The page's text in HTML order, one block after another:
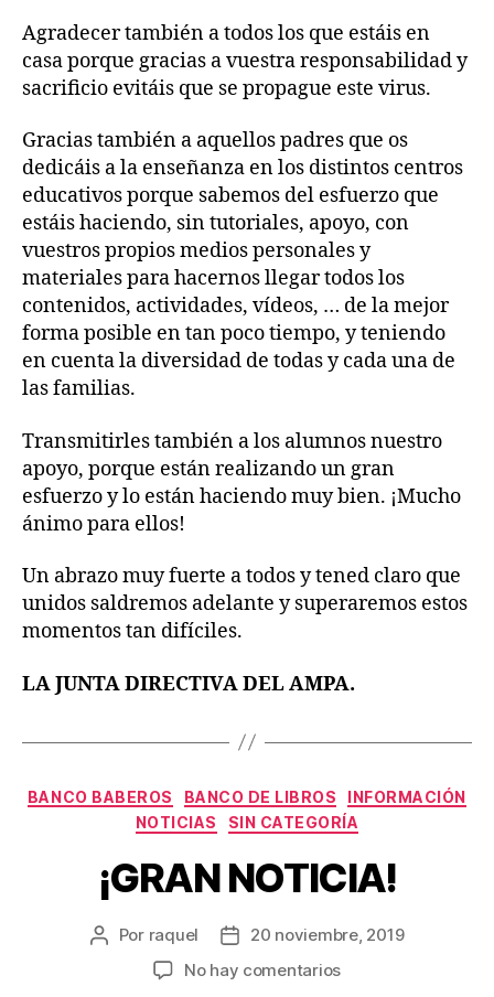
Agradecer también a todos los que estáis en
casa porque gracias a vuestra responsabilidad y
sacrificio evitáis que se propague este virus.
Gracias también a aquellos padres que os
dedicáis a la enseñanza en los distintos centros
educativos porque sabemos del esfuerzo que
estáis haciendo, sin tutoriales, apoyo, con
vuestros propios medios personales y
materiales para hacernos llegar todos los
contenidos, actividades, vídeos, … de la mejor
forma posible en tan poco tiempo, y teniendo
en cuenta la diversidad de todas y cada una de
las familias.
Transmitirles también a los alumnos nuestro
apoyo, porque están realizando un gran
esfuerzo y lo están haciendo muy bien. ¡Mucho
ánimo para ellos!
Un abrazo muy fuerte a todos y tened claro que
unidos saldremos adelante y superaremos estos
momentos tan difíciles.
LA JUNTA DIRECTIVA DEL AMPA.
Categorías
BANCO BABEROS BANCO DE LIBROS
INFORMACIÓN
NOTICIAS
SIN CATEGORÍA
¡GRAN NOTICIA!
Autor
Por raquel
Fecha
la
20 noviembre, 2019
No hay comentariosen